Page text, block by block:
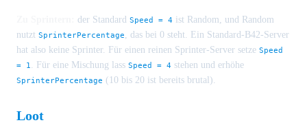
der Standard Speed = 4 ist Random, und Random
nutzt SprinterPercentage, das bei 0 steht. Ein Standard-B42-Server
hat also keine Sprinter. Für einen reinen Sprinter-Server setze Speed
= 1. Für eine Mischung lass Speed = 4 stehen und erhöhe
SprinterPercentage (10 bis 20 ist bereits brutal).
Loot